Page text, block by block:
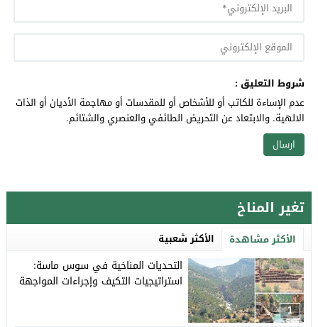
شروط التعليق :
عدم الإساءة للكاتب أو للأشخاص أو للمقدسات أو مهاجمة الأديان أو الذات
الالهية. والابتعاد عن التحريض الطائفي والعنصري والشتائم.
تغير المناخ
الأكثر مشاهدة الأكثر شعبية
1
التحديات المناخية في سوس ماسة:
استراتيجيات التكيف وإجراءات المواجهة